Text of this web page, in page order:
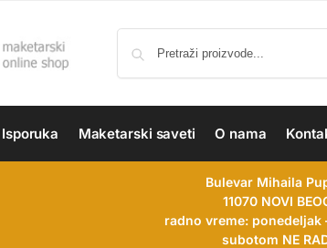
Isporuka Maketarski saveti O nama
Bulevar Mihaila
11070 NOVI
radno vreme: ponedeljak
subotom NE